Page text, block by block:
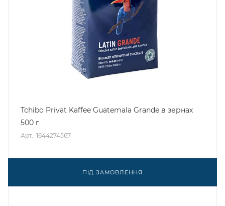
Tchibo Privat Kaffee Guatemala Grande в зернах
500 г
Арт.: 1644274567
ПІД ЗАМОВЛЕННЯ